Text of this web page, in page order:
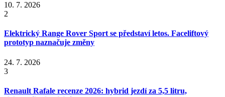
10. 7. 2026
2
Elektrický Range Rover Sport se představí letos. Faceliftový
prototyp naznačuje změny
24. 7. 2026
3
Renault Rafale recenze 2026: hybrid jezdí za 5,5 litru,